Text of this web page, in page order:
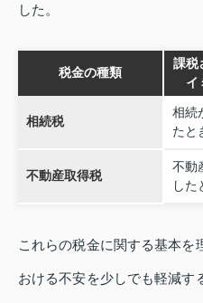
した。
税金の種類
課税
イ
相続税
相続
たと
不動産取得税
不動
した
これらの税金に関する基本を
おける不安を少しでも軽減す